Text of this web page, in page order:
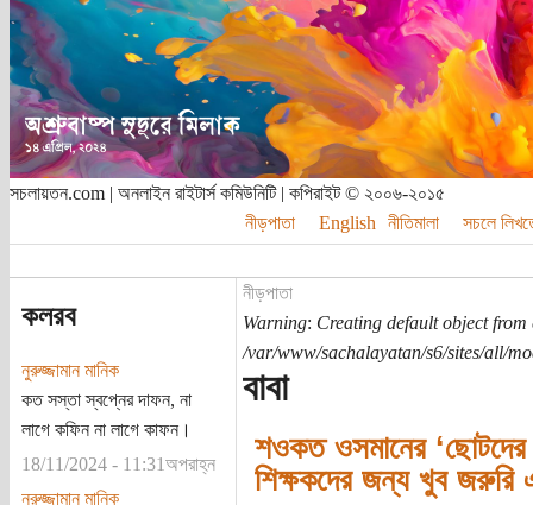
সচলায়তন.com | অনলাইন রাইটার্স কমিউনিটি | কপিরাইট © ২০০৬-২০১৫
নীড়পাতা
English নীতিমালা সচলে
কলরব
নুরুজ্জামান মানিক
কত সস্তা স্বপ্নের দাফন, না
লাগে কফিন না লাগে কাফন।
18/11/2024 - 11:31অপরাহ্ন
নুরুজ্জামান মানিক
নীড়পাতা
Warning: Creating default object from
/var/www/sachalayatan/s6/sites/all/
বাবা
শওকত ওসমানের ‘ছোটদের
শিক্ষকদের জন্য খুব জরুরি